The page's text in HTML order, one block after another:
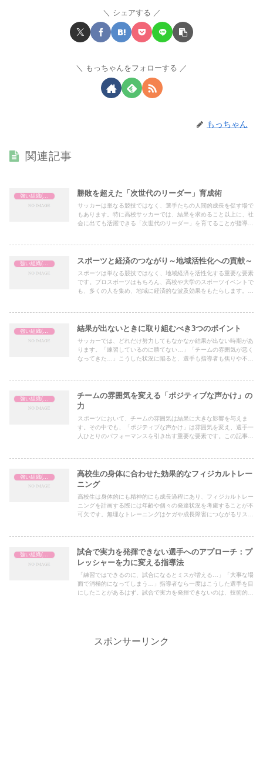
シェアする
もっちゃんをフォローする
もっちゃん
関連記事
勝敗を超えた「次世代のリーダー」育成術
サッカーは単なる競技ではなく、選手たちの人間的成長を促す場で
もあります。特に高校サッカーでは、結果を求めること以上に、社
会に出ても活躍できる「次世代のリーダー」を育てることが指導者
スポーツと経済のつながり～地域活性化への貢献～
スポーツは単なる競技ではなく、地域経済を活性化する重要な要素
です。プロスポーツはもちろん、高校や大学のスポーツイベントで
も、多くの人を集め、地域に経済的な波及効果をもたらします。本
結果が出ないときに取り組むべき3つのポイント
サッカーでは、どれだけ努力してもなかなか結果が出ない時期があ
ります。「練習しているのに勝てない…」「チームの雰囲気が悪く
なってきた…」こうした状況に陥ると、選手も指導者も焦りや不安
チームの雰囲気を変える「ポジティブな声かけ」の
力
スポーツにおいて、チームの雰囲気は結果に大きな影響を与えま
す。その中でも、「ポジティブな声かけ」は雰囲気を変え、選手一
人ひとりのパフォーマンスを引き出す重要な要素です。この記事で
高校生の身体に合わせた効果的なフィジカルトレー
ニング
高校生は身体的にも精神的にも成長過程にあり、フィジカルトレー
ニングを計画する際には年齢や個々の発達状況を考慮することが不
可欠です。無理なトレーニングはケガや成長障害につながるリスク
強い組織(チーム)の作り方
試合で実力を発揮できない選手へのアプローチ：プ
レッシャーを力に変える指導法
「練習ではできるのに、試合になるとミスが増える…」「大事な場
面で消極的になってしまう…」指導者なら一度はこうした選手を目
にしたことがあるはず。試合で実力を発揮できないのは、技術的な
スポンサーリンク